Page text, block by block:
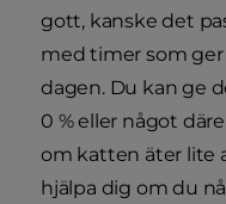
gott, kanske det
med timer som
dagen. Du kan ge
0 % eller något
om katten äter lite
hjälpa dig om du